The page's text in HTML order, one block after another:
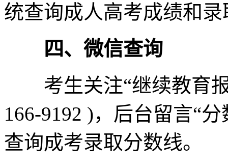
统查询成人高考成绩和
四、微信查询
考生关注“继续教育报
166-9192 )，后台留言“
查询成考录取分数线。